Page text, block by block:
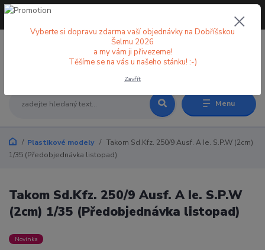
Menu
+420 773 998 582
Plastikové modely
Takom Sd.Kfz. 250/9 Ausf. A Ie. S.P.W (2cm)
1/35 (Předobjednávka listopad)
Takom Sd.Kfz. 250/9 Ausf. A Ie. S.P.W
(2cm) 1/35 (Předobjednávka listopad)
Novinka
Vyberte si dopravu zdarma vaší objednávky na Dobříšskou
Šelmu 2026
a my vám ji přivezeme!
Těšíme se na vás u našeho stánku! :-)
Zavřít